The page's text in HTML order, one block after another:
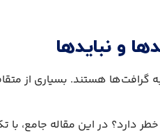
و نبایدها
گرافت‌ها هستند. بسیاری از
دارد؟ در این مقاله جامع، با